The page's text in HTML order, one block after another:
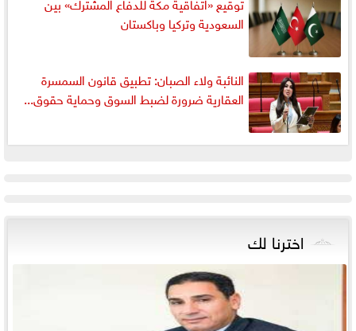
السعودية وتركيا وباكستان
النائبة ولاء الصبان: تطبيق قانون السمسرة
العقارية ضرورة لضبط السوق وحماية حقوق...
اخترنا لك